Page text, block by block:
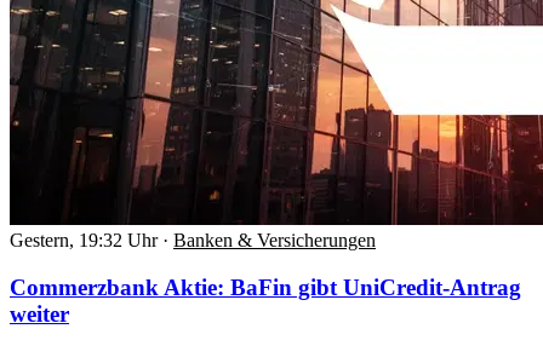
Gestern, 19:32 Uhr · Banken & Versicherungen
Commerzbank Aktie: BaFin gibt UniCredit-Antrag
weiter